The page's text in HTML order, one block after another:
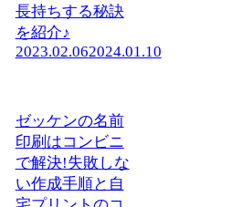
長持ちする秘訣
を紹介♪
2023.02.062024.01.10
ゼッケンの名前
印刷はコンビニ
で解決!失敗しな
い作成手順と自